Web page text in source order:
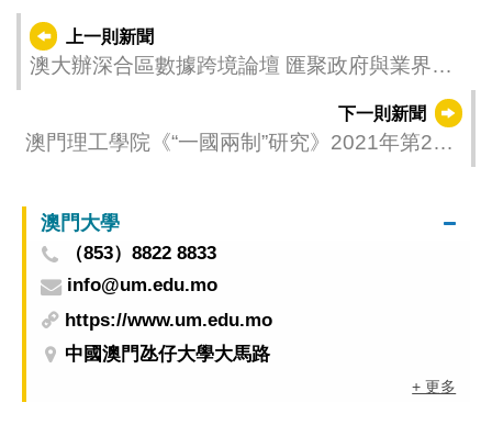
上一則新聞
澳大辦深合區數據跨境論壇 匯聚政府與業界探
下一則新聞
澳門理工學院《“一國兩制”研究》2021年第2期
澳門大學
（853）8822 8833
info@um.edu.mo
https://www.um.edu.mo
中國澳門氹仔大學大馬路
+ 更多